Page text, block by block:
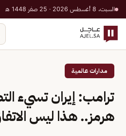
السبت، 8 أغسطس 2026 · 25 صفر 1448 هـ
مدارات عالمية
ترامب: إيران تسيء
هرمز.. هذا ليس